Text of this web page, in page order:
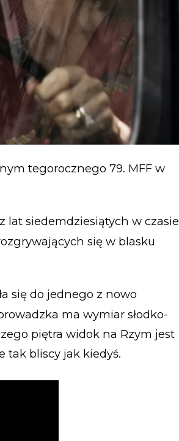
tegorocznego 79. MFF w
lat siedemdziesiątych w czasie
się w blasku
się do jednego z nowo
ma wymiar słodko-
piętra widok na Rzym jest
tak bliscy jak kiedyś.